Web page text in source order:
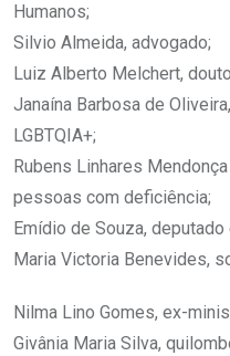
Humanos;
Silvio Almeida, advogado;
Luiz Alberto Melchert,
Janaína Barbosa de
LGBTQIA+;
Rubens Linhares
pessoas com deficiência;
Emídio de Souza,
Maria Victoria Benevides,
Nilma Lino Gomes, ex-
Givânia Maria Silva,